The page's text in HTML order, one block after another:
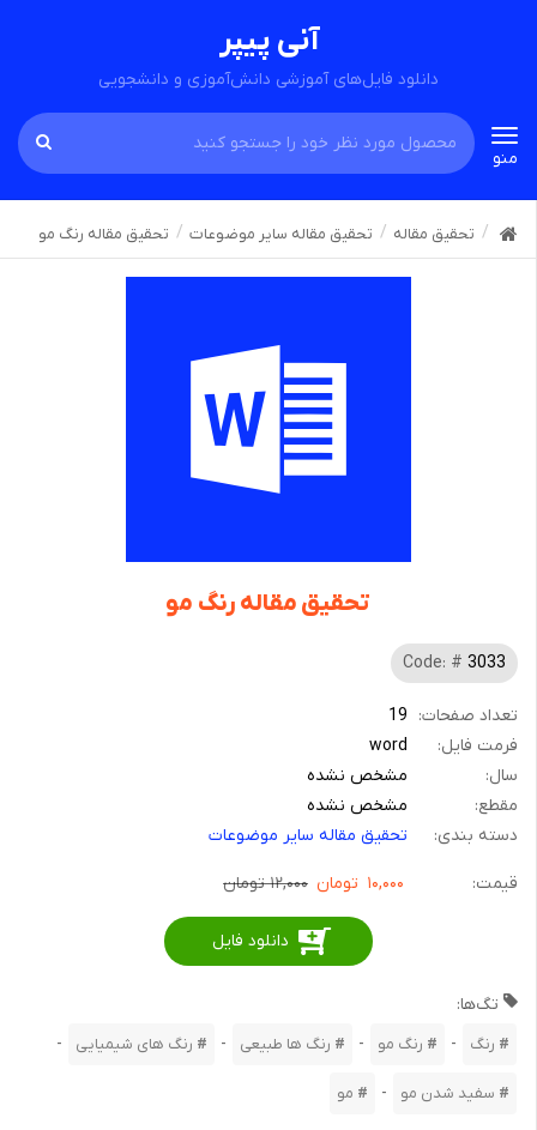
آنی پیپر
دانلود فایل‌های آموزشی دانش‌آموزی و دانشجویی
Toggle
navigation
منو
تحقیق مقاله تحقیق مقاله سایر موضوعات تحقیق مقاله رنگ مو
تحقیق مقاله رنگ مو
Code: # 3033
تعداد صفحات: 19
فرمت فایل:
word
سال:
مشخص نشده
مقطع:
مشخص نشده
دسته بندی:
تحقیق مقاله سایر موضوعات
قیمت: ۱۰,۰۰۰ تومان ۱۲,۰۰۰ تومان
دانلود فایل
تگ‌ها:
رنگ - رنگ مو - رنگ ها طبیعی - رنگ های شیمیایی -
سفید شدن مو - مو